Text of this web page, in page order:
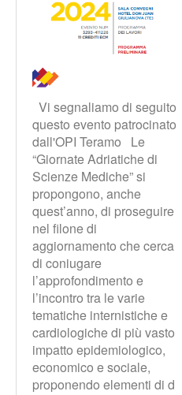
Vi segnaliamo di seguito
questo evento patrocinato
dall'OPI Teramo Le
“Giornate Adriatiche di
Scienze Mediche” si
propongono, anche
quest’anno, di proseguire
nel filone di
aggiornamento che cerca
di coniugare
l’approfondimento e
l’incontro tra le varie
tematiche internistiche e
cardiologiche di più vasto
impatto epidemiologico,
economico e sociale,
proponendo elementi di d